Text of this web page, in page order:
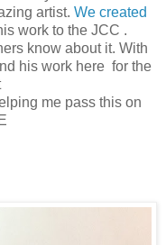
artist. We created
work to the JCC .
know about it. With
his work here for the
me pass this on